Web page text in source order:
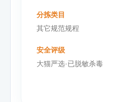
分拣类目
其它规范规程
安全评级
大猫严选·已脱敏杀毒